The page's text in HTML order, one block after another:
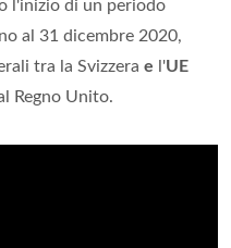
l'inizio di un periodo
al 31 dicembre 2020,
tra la Svizzera e l'UE
Regno Unito.